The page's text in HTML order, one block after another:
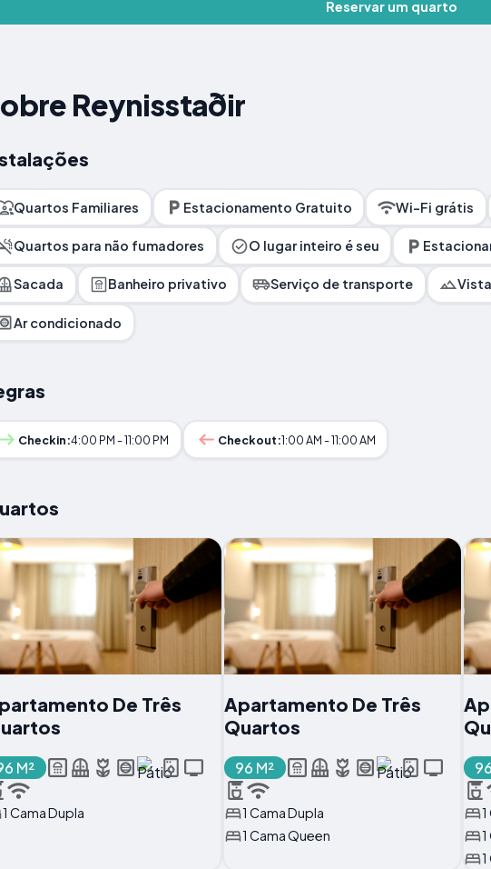
Reservar um quarto
Reynisstaðir
Quartos Familiares Estacionamento Gratuito Wi-Fi grátis
Quartos para não fumadores O lugar inteiro é seu
Sacada Banheiro privativo Serviço de transporte Vista
Ar condicionado
Checkin:4:00 PM - 11:00 PM Checkout:1:00 AM - 11:00 AM
De Três
M²
1 Cama Dupla
Apartamento De Três
Quartos
96 M²
1 Cama Dupla
1 Cama Queen